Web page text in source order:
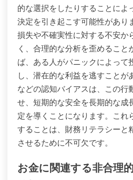
的な選択をしたりすることによ
決定を引き起こす可能性があり
損失や不確実性に対する不安か
く、合理的な分析を歪めること
ば、ある人がパニックによって
し、潜在的な利益を逃すことが
などの認知バイアスは、この行
せ、短期的な安全を長期的な成
定を導くことになります。これ
することは、財務リテラシーと
させるために不可欠です。
お金に関連する非合理